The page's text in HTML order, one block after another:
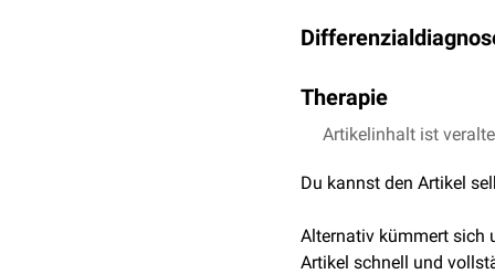
Epithelschichtungund
atypischen Mitosen und
andere Adnextumore
spinozelluläres
Kopfhautmetastasen
zystischen
Therapie
Eine proliferierende
Artikelinhalt ist
Du kannst den Artikel
Alternativ kümmert sich
Artikel schnell und